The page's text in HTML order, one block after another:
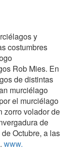
y
costumbres
Rob Mies. En
de distintas
murciélago
el murciélago
zorro volador de
de
Octubre, a las
www.